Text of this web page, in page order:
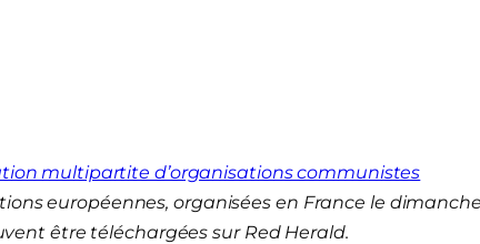
multipartite d’organisations communistes
européennes, organisées en France le
être téléchargées sur Red Herald.